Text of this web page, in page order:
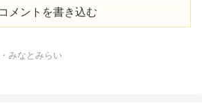
コメントを書き込む
みなとみらい